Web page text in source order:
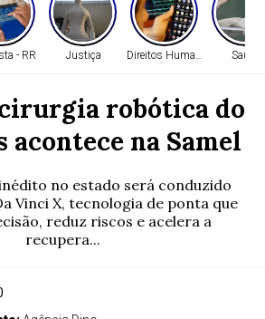
- RR Justiça Direitos Humanos Saúde
robótica do
acontece na Samel
no estado será conduzido
Vinci X, tecnologia de ponta que
reduz riscos e acelera a
recupera...